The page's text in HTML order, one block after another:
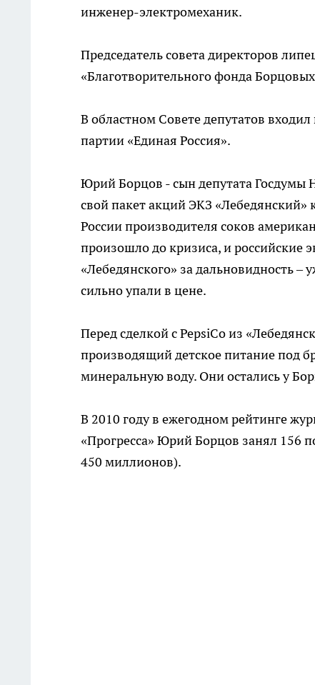
инженер-электромеханик.
Председатель совета директоров
«Благотворительного фонда
В областном Совете депутатов
партии «Единая Россия».
Юрий Борцов - сын депутата Госдумы
свой пакет акций ЭКЗ «Лебедянский»
России производителя соков
произошло до кризиса, и российские
«Лебедянского» за дальновидность
сильно упали в цене.
Перед сделкой с PepsiCо из
производящий детское питание под
минеральную воду. Они остались у
В 2010 году в ежегодном рейтинге
«Прогресса» Юрий Борцов занял 156
450 миллионов).